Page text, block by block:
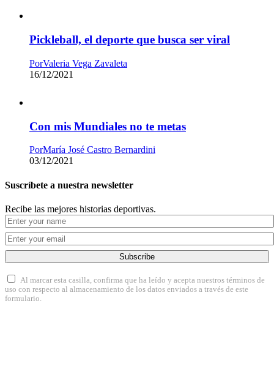
Pickleball, el deporte que busca ser viral
PorValeria Vega Zavaleta
16/12/2021
Con mis Mundiales no te metas
PorMaría José Castro Bernardini
03/12/2021
Suscríbete a nuestra newsletter
Recibe las mejores historias deportivas.
Subscribe
Al marcar esta casilla, confirma que ha leído y acepta nuestros términos de
uso con respecto al almacenamiento de los datos enviados a través de este
formulario.